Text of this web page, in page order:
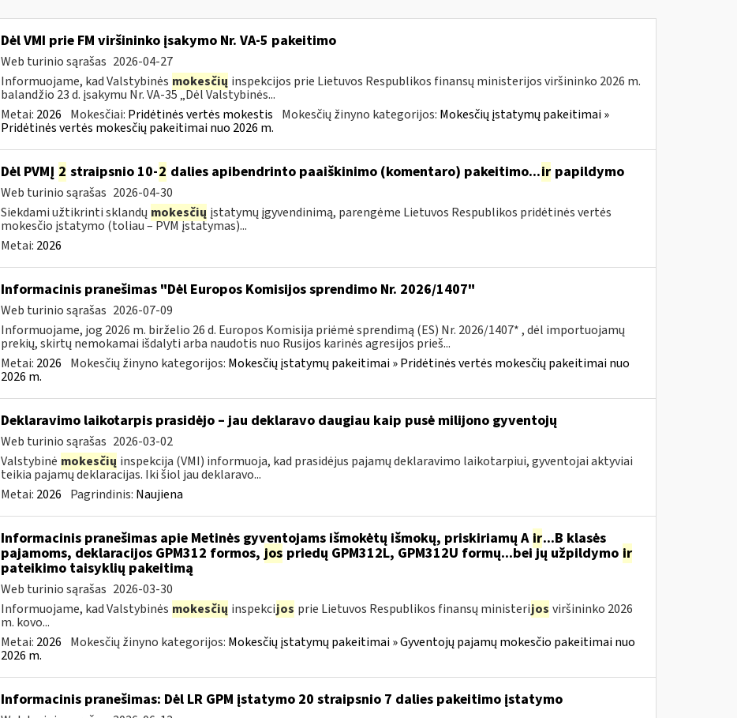
Dėl VMI prie FM viršininko įsakymo Nr. VA-5 pakeitimo
Web turinio sąrašas 2026-04-27
Informuojame, kad Valstybinės mokesčių inspekcijos prie Lietuvos Respublikos finansų ministerijos viršininko 2026 m.
balandžio 23 d. įsakymu Nr. VA-35 „Dėl Valstybinės...
Metai: 2026 Mokesčiai: Pridėtinės vertės mokestis Mokesčių žinyno kategorijos: Mokesčių įstatymų pakeitimai »
Pridėtinės vertės mokesčių pakeitimai nuo 2026 m.
Dėl PVMĮ 2 straipsnio 10-2 dalies apibendrinto paaiškinimo (komentaro) pakeitimo...irpapildymo
Web turinio sąrašas 2026-04-30
Siekdami užtikrinti sklandų mokesčių įstatymų įgyvendinimą, parengėme Lietuvos Respublikos pridėtinės vertės
mokesčio įstatymo (toliau – PVM įstatymas)...
Metai: 2026
Informacinis pranešimas "Dėl Europos Komisijos sprendimo Nr. 2026/1407"
Web turinio sąrašas 2026-07-09
Informuojame, jog 2026 m. birželio 26 d. Europos Komisija priėmė sprendimą (ES) Nr. 2026/1407* , dėl importuojamų
prekių, skirtų nemokamai išdalyti arba naudotis nuo Rusijos karinės agresijos prieš...
Metai: 2026 Mokesčių žinyno kategorijos: Mokesčių įstatymų pakeitimai » Pridėtinės vertės mokesčių pakeitimai nuo
2026 m.
Deklaravimo laikotarpis prasidėjo – jau deklaravo daugiau kaip pusė milijono gyventojų
Web turinio sąrašas 2026-03-02
Valstybinė mokesčių inspekcija (VMI) informuoja, kad prasidėjus pajamų deklaravimo laikotarpiui, gyventojai aktyviai
teikia pajamų deklaracijas. Iki šiol jau deklaravo...
Metai: 2026 Pagrindinis: Naujiena
Informacinis pranešimas apie Metinės gyventojams išmokėtų išmokų, priskiriamų A ir...B klasės
pajamoms, deklaracijos GPM312 formos, jos priedų GPM312L, GPM312U formų...bei jų užpildymo ir
pateikimo taisyklių pakeitimą
Web turinio sąrašas 2026-03-30
Informuojame, kad Valstybinės mokesčių inspekcijos prie Lietuvos Respublikos finansų ministerijos viršininko 2026
m. kovo...
Metai: 2026 Mokesčių žinyno kategorijos: Mokesčių įstatymų pakeitimai » Gyventojų pajamų mokesčio pakeitimai nuo
2026 m.
Informacinis pranešimas: Dėl LR GPM įstatymo 20 straipsnio 7 dalies pakeitimo įstatymo